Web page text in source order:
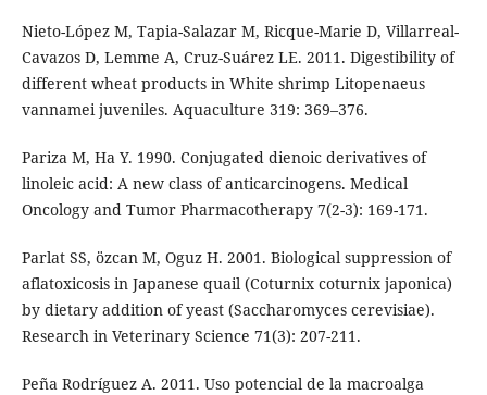
Nieto-López M, Tapia-Salazar M, Ricque-Marie D, Villarreal-
Cavazos D, Lemme A, Cruz-Suárez LE. 2011. Digestibility of
different wheat products in White shrimp Litopenaeus
vannamei juveniles. Aquaculture 319: 369–376.
Pariza M, Ha Y. 1990. Conjugated dienoic derivatives of
linoleic acid: A new class of anticarcinogens. Medical
Oncology and Tumor Pharmacotherapy 7(2-3): 169-171.
Parlat SS, özcan M, Oguz H. 2001. Biological suppression of
aflatoxicosis in Japanese quail (Coturnix coturnix japonica)
by dietary addition of yeast (Saccharomyces cerevisiae).
Research in Veterinary Science 71(3): 207-211.
Peña Rodríguez A. 2011. Uso potencial de la macroalga